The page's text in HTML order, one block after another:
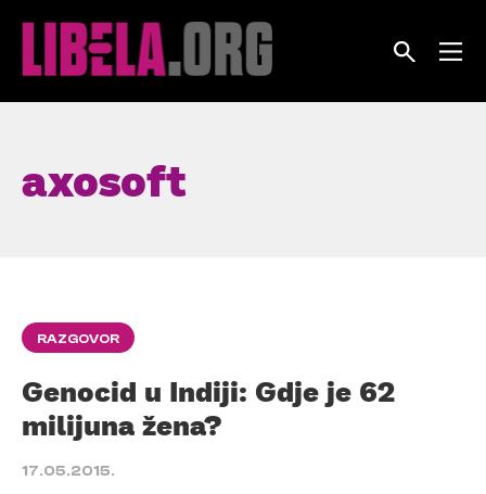
axosoft
RAZGOVOR
Genocid u Indiji: Gdje je 62
milijuna žena?
17.05.2015.